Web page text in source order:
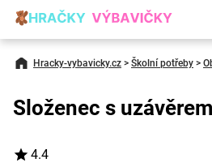
Hracky-vybavicky.cz > Školní potřeby >
Složenec s
4.4